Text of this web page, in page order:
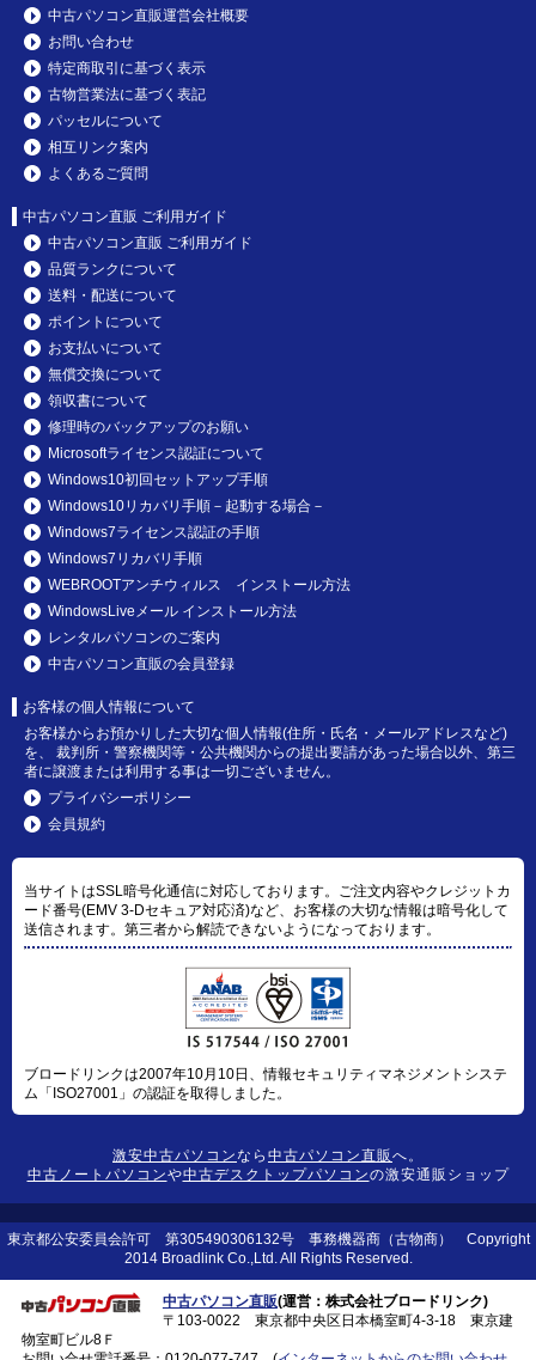
中古パソコン直販運営会社概要
お問い合わせ
特定商取引に基づく表示
古物営業法に基づく表記
パッセルについて
相互リンク案内
よくあるご質問
中古パソコン直販 ご利用ガイド
中古パソコン直販 ご利用ガイド
品質ランクについて
送料・配送について
ポイントについて
お支払いについて
無償交換について
領収書について
修理時のバックアップのお願い
Microsoftライセンス認証について
Windows10初回セットアップ手順
Windows10リカバリ手順－起動する場合－
Windows7ライセンス認証の手順
Windows7リカバリ手順
WEBROOTアンチウィルス インストール方法
WindowsLiveメール インストール方法
レンタルパソコンのご案内
中古パソコン直販の会員登録
お客様の個人情報について
お客様からお預かりした大切な個人情報(住所・氏名・メールアドレスなど)
を、 裁判所・警察機関等・公共機関からの提出要請があった場合以外、第三
者に譲渡または利用する事は一切ございません。
プライバシーポリシー
会員規約
当サイトはSSL暗号化通信に対応しております。ご注文内容やクレジットカ
ード番号(EMV 3-Dセキュア対応済)など、お客様の大切な情報は暗号化して
送信されます。第三者から解読できないようになっております。
ブロードリンクは2007年10月10日、情報セキュリティマネジメントシステ
ム「ISO27001」の認証を取得しました。
激安中古パソコンなら 中古パソコン直販へ。
中古ノートパソコンや中古デスクトップパソコンの激安通販ショップ
東京都公安委員会許可 第305490306132号 事務機器商（古物商） Copyright
2014 Broadlink Co.,Ltd. All Rights Reserved.
中古パソコン直販(運営：株式会社ブロードリンク)
〒103-0022 東京都中央区日本橋室町4-3-18 東京建
物室町ビル8Ｆ